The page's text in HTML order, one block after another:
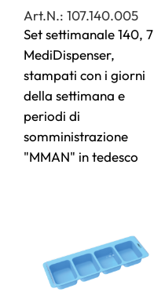
Art.N.: 107.140.005
Set settimanale 140, 7
MediDispenser,
stampati con i giorni
della settimana e
periodi di
somministrazione
"MMAN" in tedesco